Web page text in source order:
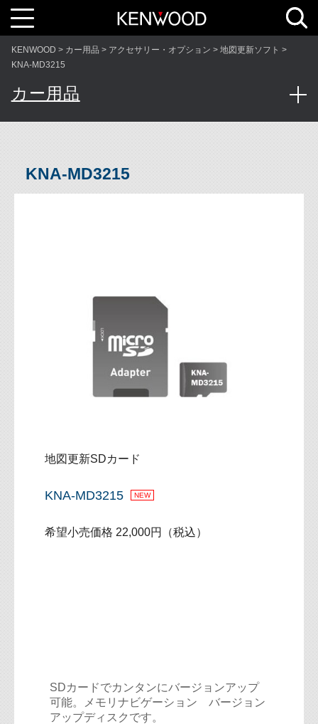
T
o
g
g
l
e
n
i
g
i
KENWOOD カー用品 アクセサリー・オプション
地図更新ソフト
KNA-MD3215
カー用品
KNA-MD3215
地図更新SDカード
KNA-MD3215 NEW
希望小売価格 22,000円（税込）
SDカードでカンタンにバージョンアップ
可能。メモリナビゲーション バージョン
アップディスクです。